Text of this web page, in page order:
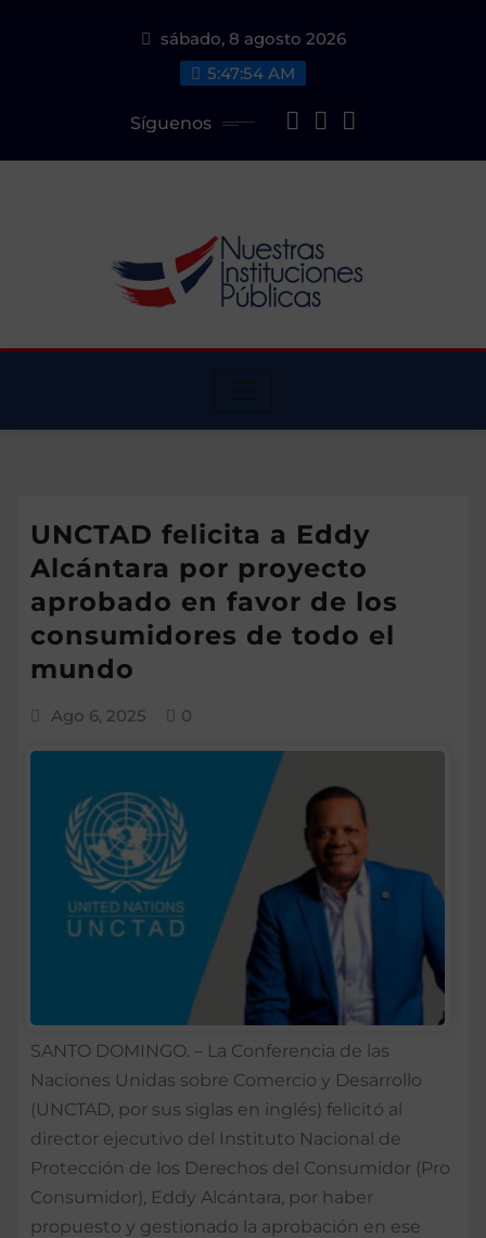
sábado, 8 agosto 2026
5:47:55 AM
Síguenos
UNCTAD felicita a Eddy
Alcántara por proyecto
aprobado en favor de los
consumidores de todo el
mundo
Ago 6, 2025 0
SANTO DOMINGO. – La Conferencia de las
Naciones Unidas sobre Comercio y Desarrollo
(UNCTAD, por sus siglas en inglés) felicitó al
director ejecutivo del Instituto Nacional de
Protección de los Derechos del Consumidor (Pro
Consumidor), Eddy Alcántara, por haber
propuesto y gestionado la aprobación en ese